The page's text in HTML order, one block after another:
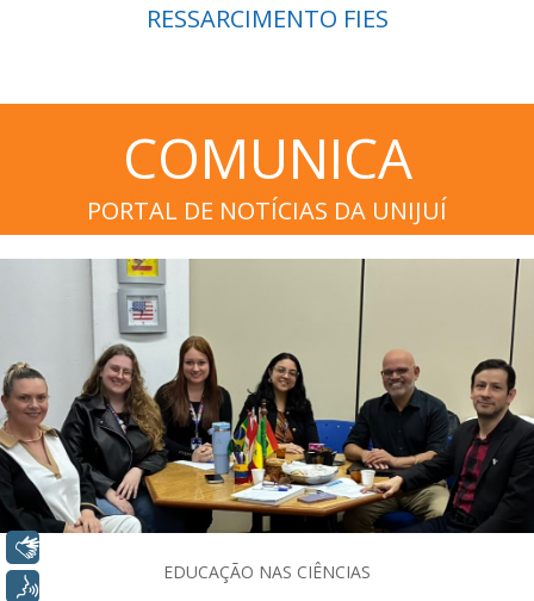
RESSARCIMENTO FIES
COMUNICA
PORTAL DE NOTÍCIAS DA UNIJUÍ
EDUCAÇÃO NAS CIÊNCIAS